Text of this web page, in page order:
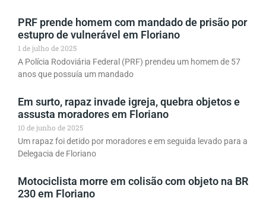
PRF prende homem com mandado de prisão por
estupro de vulnerável em Floriano
1 de julho de 2025
A Polícia Rodoviária Federal (PRF) prendeu um homem de 57
anos que possuía um mandado
Em surto, rapaz invade igreja, quebra objetos e
assusta moradores em Floriano
10 de junho de 2025
Um rapaz foi detido por moradores e em seguida levado para a
Delegacia de Floriano
Motociclista morre em colisão com objeto na BR
230 em Floriano